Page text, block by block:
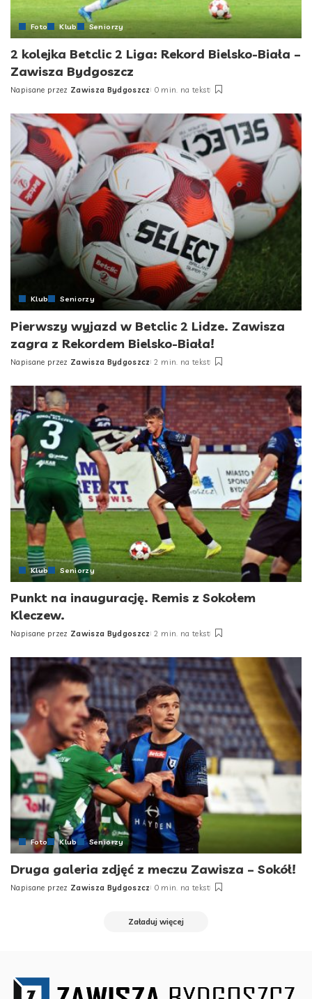
Foto Klub Seniorzy
2 kolejka Betclic 2 Liga: Rekord Bielsko-Biała –
Zawisza Bydgoszcz
Posted
Napisane przez Zawisza Bydgoszcz 0 min. na tekst
Klub Seniorzy
Pierwszy wyjazd w Betclic 2 Lidze. Zawisza
zagra z Rekordem Bielsko-Biała!
Posted
Napisane przez Zawisza Bydgoszcz 2 min. na tekst
Klub Seniorzy
Punkt na inaugurację. Remis z Sokołem
Kleczew.
Posted
Napisane przez Zawisza Bydgoszcz 2 min. na tekst
Foto Klub Seniorzy
Druga galeria zdjęć z meczu Zawisza – Sokół!
Posted
Napisane przez Zawisza Bydgoszcz 0 min. na tekst
Załaduj więcej